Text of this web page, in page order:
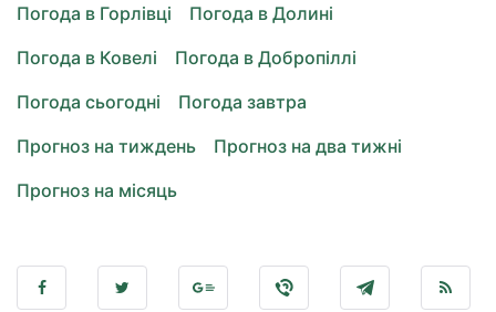
Погода в Горлівці
Погода в Долині
Погода в Ковелі
Погода в Добропіллі
Погода сьогодні
Погода завтра
Прогноз на тиждень
Прогноз на два тижні
Прогноз на місяць